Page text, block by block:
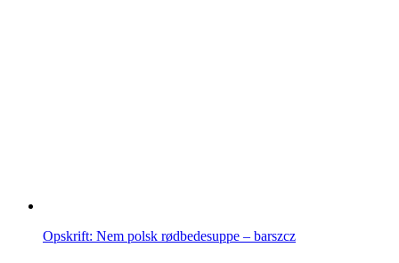
Opskrift: Nem polsk rødbedesuppe – barszcz